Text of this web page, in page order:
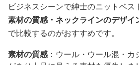
ビジネスシーンで紳士のニットベス
素材の質感・ネックラインのデザイ
で比較するのがおすすめです。
素材の質感：ウール・ウール混・カ